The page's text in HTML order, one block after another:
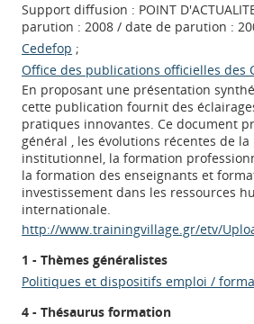
Support diffusion : POINT
parution : 2008 / date de parution :
Cedefop ;
Office des publications officielles des
En proposant une présentation
cette publication fournit des
pratiques innovantes. Ce document
général , les évolutions récentes de
institutionnel, la formation
la formation des enseignants et
investissement dans les ressources
internationale.
http://www.trainingvillage.gr/etv/
1 - Thèmes généralistes
Politiques et dispositifs emploi /
4 - Thésaurus formation